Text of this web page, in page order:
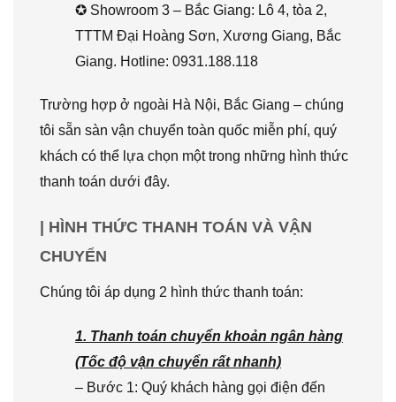
✪ Showroom 3 – Bắc Giang: Lô 4, tòa 2,
TTTM Đại Hoàng Sơn, Xương Giang, Bắc
Giang. Hotline: 0931.188.118
Trường hợp ở ngoài Hà Nội, Bắc Giang – chúng
tôi sẵn sàn vận chuyển toàn quốc miễn phí, quý
khách có thể lựa chọn một trong những hình thức
thanh toán dưới đây.
| HÌNH THỨC THANH TOÁN VÀ VẬN
CHUYỂN
Chúng tôi áp dụng 2 hình thức thanh toán:
1. Thanh toán chuyển khoản ngân hàng
(Tốc độ vận chuyển rất nhanh)
– Bước 1: Quý khách hàng gọi điện đến